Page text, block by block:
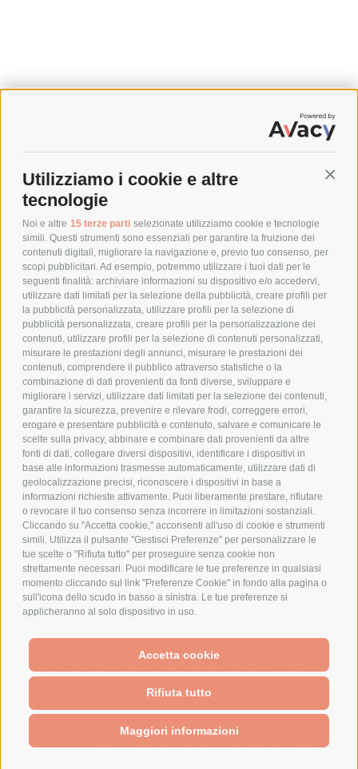
Utilizziamo i cookie e altre
tecnologie
Noi e altre 15 terze parti selezionate utilizziamo cookie e tecnologie
simili. Questi strumenti sono essenziali per garantire la fruizione dei
contenuti digitali, migliorare la navigazione e, previo tuo consenso, per
scopi pubblicitari. Ad esempio, potremmo utilizzare i tuoi dati per le
seguenti finalità: archiviare informazioni su dispositivo e/o accedervi,
utilizzare dati limitati per la selezione della pubblicità, creare profili per
la pubblicità personalizzata, utilizzare profili per la selezione di
pubblicità personalizzata, creare profili per la personalizzazione dei
contenuti, utilizzare profili per la selezione di contenuti personalizzati,
misurare le prestazioni degli annunci, misurare le prestazioni dei
contenuti, comprendere il pubblico attraverso statistiche o la
combinazione di dati provenienti da fonti diverse, sviluppare e
migliorare i servizi, utilizzare dati limitati per la selezione dei contenuti,
garantire la sicurezza, prevenire e rilevare frodi, correggere errori,
erogare e presentare pubblicità e contenuto, salvare e comunicare le
scelte sulla privacy, abbinare e combinare dati provenienti da altre
fonti di dati, collegare diversi dispositivi, identificare i dispositivi in
base alle informazioni trasmesse automaticamente, utilizzare dati di
geolocalizzazione precisi, riconoscere i dispositivi in base a
informazioni richieste attivamente. Puoi liberamente prestare, rifiutare
o revocare il tuo consenso senza incorrere in limitazioni sostanziali.
Cliccando su "Accetta cookie," acconsenti all'uso di cookie e strumenti
simili. Utilizza il pulsante "Gestisci Preferenze" per personalizzare le
tue scelte o "Rifiuta tutto" per proseguire senza cookie non
strettamente necessari. Puoi modificare le tue preferenze in qualsiasi
momento cliccando sul link "Preferenze Cookie" in fondo alla pagina o
sull'icona dello scudo in basso a sinistra. Le tue preferenze si
applicheranno al solo dispositivo in uso.
Accetta cookie
Rifiuta tutto
Maggiori informazioni
SPEDIZIONI
COSTI DI SPEDIZIONE
POLITICA DI RESO
POLICY
PRIVACY POLICY
COOKIE POLICY
PAGAMENTI SICURI
AZIENDA
CHI SIAMO
MARCHI TRATTATI
CONDOMINI
Bonifico
Bancario
SPESA ELETTRICA SOCIETA CONSORTILE A RESPONSABILITA LIMITATA - VIALE
MILANOFIORI, STRADA 4 - PALAZZO A5 20057, ASSAGO MILANO - PARTITA IVA
Powered byBigCommerce
Created byLone Star Templates
© 2026 Spesa Elettrica
We use cookies (and other similar technologies) to collect data
to improve your shopping experience.
By using our website,
you're agreeing to the collection of data as described in our
Privacy Policy.
Settings Reject all Accept All Cookies